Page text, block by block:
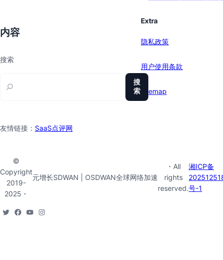
内容
搜索
搜
索
Extra
隐私政策
用户使用条款
sitemap
友情链接： SaaS点评网
©
Copyright
2019-
2025・
元增长SDWAN | OSDWAN全球网络加速
・All
rights
reserved.
湘ICP备
号-1